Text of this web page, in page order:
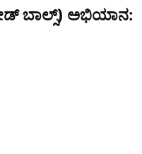
ಬಾಲ್ಸ್) ಅಭಿಯಾನ: